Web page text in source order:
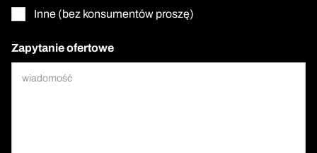
Inne (bez konsumentów proszę)
Zapytanie ofertowe